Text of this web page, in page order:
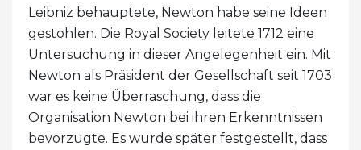
Leibniz behauptete, Newton habe seine Ideen
gestohlen. Die Royal Society leitete 1712 eine
Untersuchung in dieser Angelegenheit ein. Mit
Newton als Präsident der Gesellschaft seit 1703
war es keine Überraschung, dass die
Organisation Newton bei ihren Erkenntnissen
bevorzugte. Es wurde später festgestellt, dass